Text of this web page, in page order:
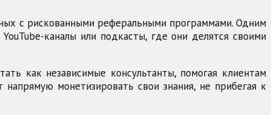
с рискованными реферальными программами. Одним
каналы или подкасты, где они делятся своими
как независимые консультанты, помогая клиентам
монетизировать свои знания, не прибегая к